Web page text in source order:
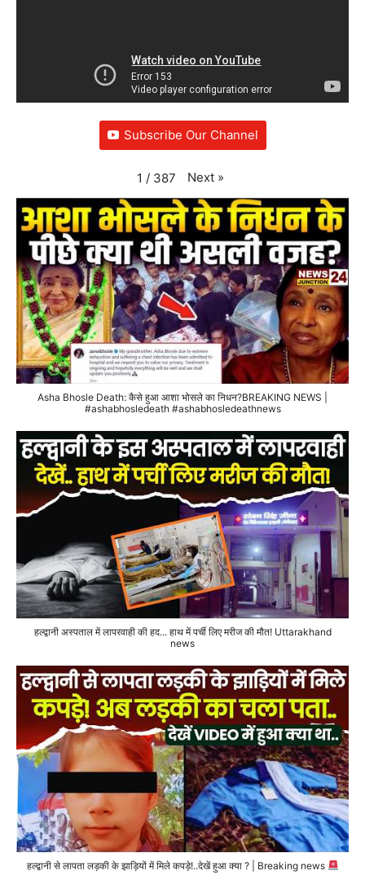
Subscribe Our Channel
1 / 387 Next »
Asha Bhosle Death: कैसे हुआ आशा भोसले का निधन?BREAKING NEWS |
#ashabhosledeath #ashabhosledeathnews
हल्द्वानी अस्पताल में लापरवाही की हद... हाथ में पर्ची लिए मरीज की मौत! Uttarakhand
news
हल्द्वानी से लापता लड़की के झाड़ियों में मिले कपड़े!..देखें हुआ क्या ? | Breaking news